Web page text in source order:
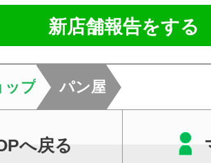
新店舗報告をする
ップ パン屋
へ戻る